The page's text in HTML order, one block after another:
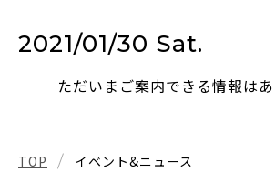
2021/01/30 Sat.
ただいまご案内できる情報はあ
TOP イベント&ニュース